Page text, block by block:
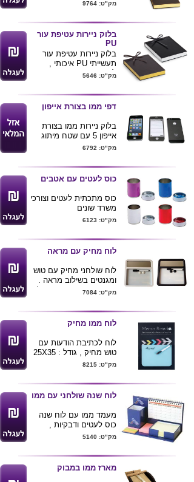
מגיע באריזת קרטון קשיח
שחור .
ניתן להדפיס לוגו ע"ג
המוצר
מק"ט: 9764
בלוק ניירות עטיפת עור
PU
בלוק ניירות עטיפת עור
תעשייתי PU איכותי ,
לבחירה בצבעים שחור /
מכיל 250 דפים
גודל מוצר 16*12*3
ניתן למתג את הכריכה
באמצעות הדפסה או
הטבעת לוגו .
מק"ט: 5646
דפי ממו בצורת אייפון
בלוק ניירות ממו בצורת
אייפון 5 עם שטח מיתוג
בחזית ,
150 דפים
מק"ט: 6792
כוס לעטים עם אטבים
כוס מתכתית לעטים וצורכי
משרד שונים
בכוס ישנם שני מגנטים
ע"ג המעמד
הכוס מכילה בחלק
התחתון של המעמד 30
אטבים ו 30 נעצים
מגיע במגוון צבעים
קוטר 8.5 גובה 14
מק"ט: 6123
לוח מחיק עם מראה
לוח שולחני מחיק עם טוש
ומגנטים בשילוב מראה .
מגיע בצבעים שחור או לבן
ניתן להדפיס לוגו ע"ג
המוצר
מק"ט: 7084
לוח ממו מחיק
לוח לכתיבת הודעות עם
טוש מחיק , גודל : 25X35
ס"מ
המוצר .
מק"ט: 8215
לוח שנה שולחני עם ממו
מעמד ממו עם לוח שנה
כוס לעטים ודבקיות ,
הדפסת פרוצס ע"ג
מינימום הזמנה 500 יחידות
מק"ט: 5140
מארז ממו במבוק